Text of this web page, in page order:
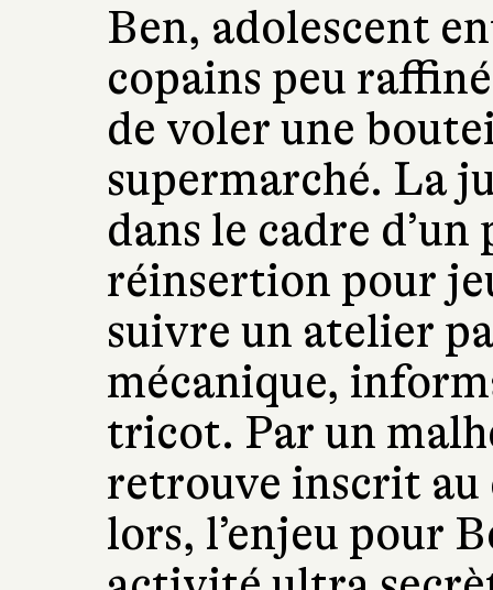
Ben, adolescent
copains peu
de voler une
supermarché. La
dans le cadre d’un
réinsertion pour
suivre un atelier
mécanique,
tricot. Par un
retrouve inscrit au
lors, l’enjeu pour